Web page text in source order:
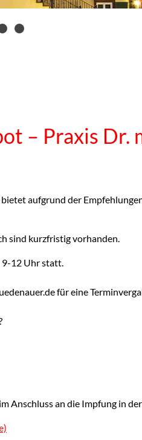
– Praxis Dr.
aufgrund der
sind kurzfristig vorhanden.
9-12 Uhr statt.
für eine
Anschluss an die Impfung in